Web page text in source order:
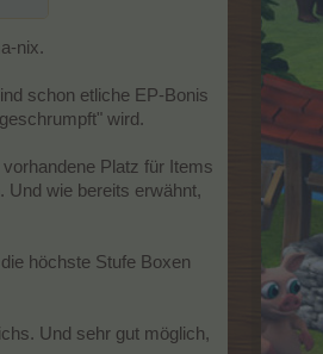
nix.
schon etliche EP-Bonis
wird.
Platz für Items
Und wie bereits erwähnt,
höchste Stufe Boxen
Und sehr gut möglich,